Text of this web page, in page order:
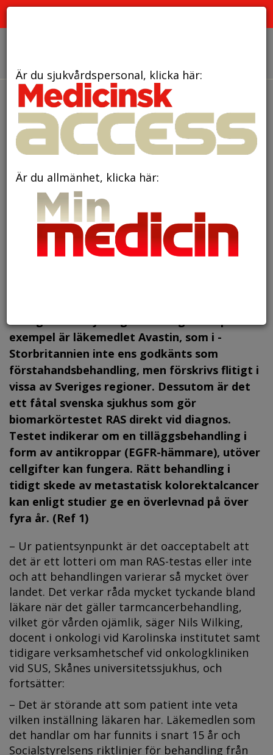
den 24 september 2018
”Läkemedelsbehandling
av tarmcancer – ett lotteri”
exempel är läkemedlet Avastin, som i ­
Storbritannien inte ens godkänts som
förstahandsbehandling, men förskrivs flitigt i
vissa av Sveriges regioner. Dessutom är det
ett fåtal svenska sjukhus som gör
biomarkörtestet RAS direkt vid diagnos.
Testet indikerar om en tilläggsbehandling i
form av antikroppar (EGFR-hämmare), utöver
cellgifter kan fungera. Rätt behandling i
tidigt skede av metastatisk kolorektalcancer
kan enligt studier ge en överlevnad på över
fyra år. (Ref 1)
– Ur patientsynpunkt är det oacceptabelt att
det är ett lotteri om man RAS-testas eller inte
och att behandlingen varierar så mycket över
landet. Det verkar råda mycket tyckande bland
läkare när det gäller tarmcancerbehandling,
vilket gör vården ojämlik, säger Nils Wilking,
docent i onkologi vid Karolinska institutet samt
tidigare verksamhetschef vid onkologkliniken
vid SUS, Skånes universitetssjukhus, och
fortsätter:
– Det är störande att som patient inte veta
vilken inställning läkaren har. Läkemedlen som
det handlar om har funnits i snart 15 år och
Socialstyrelsens riktlinjer för behandling från
Är du sjukvårdspersonal, klicka här:
Är du allmänhet, klicka här: